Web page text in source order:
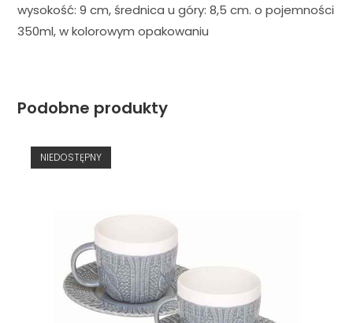
wysokość: 9 cm, średnica u góry: 8,5 cm. o pojemności
350ml, w kolorowym opakowaniu
Podobne produkty
NIEDOSTĘPNY